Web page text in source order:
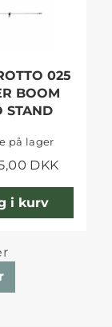
025
BOOM
STAND
på lager
DKK
i kurv